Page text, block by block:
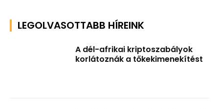
LEGOLVASOTTABB HÍREINK
A dél-afrikai kriptoszabályok
korlátoznák a tőkekimenekítést